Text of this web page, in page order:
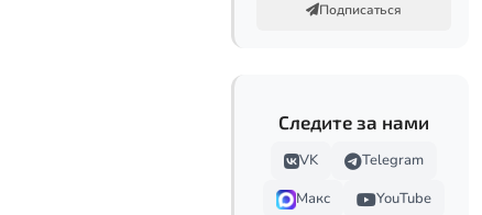
Подписаться
Следите за нами
VK
Telegram
Макс
YouTube